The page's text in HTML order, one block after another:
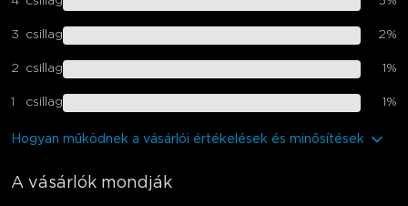
3 csillag 2%
2 csillag 1 %
1 csillag 1 %
Hogyan működnek a vásárlói értékelések és minősítések
A vásárlók mondják